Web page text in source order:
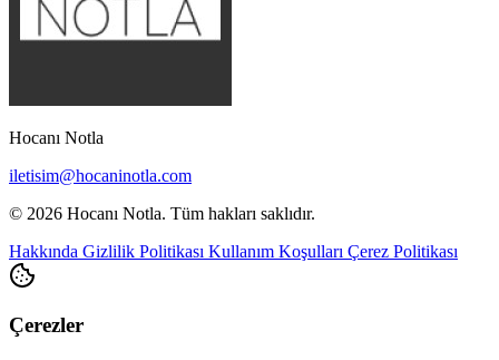
Hocanı Notla
iletisim@hocaninotla.com
© 2026 Hocanı Notla. Tüm hakları saklıdır.
Hakkında Gizlilik Politikası Kullanım Koşulları Çerez Politikası
Çerezler